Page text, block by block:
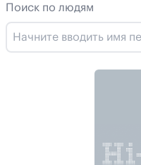
Поиск по людям